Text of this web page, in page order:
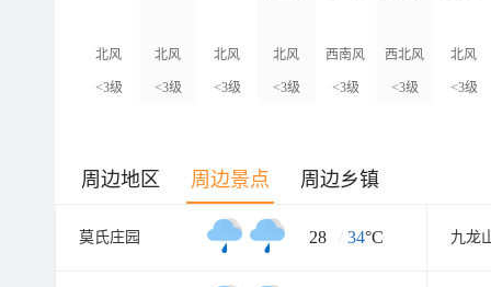
北风
<3级
北风
<3级
北风
<3级
北风
<3级
西南风
<3级
西北风
<3级
北风
<3级
周边地区 周边景点 周边乡镇
莫氏庄园 28 / 34°C